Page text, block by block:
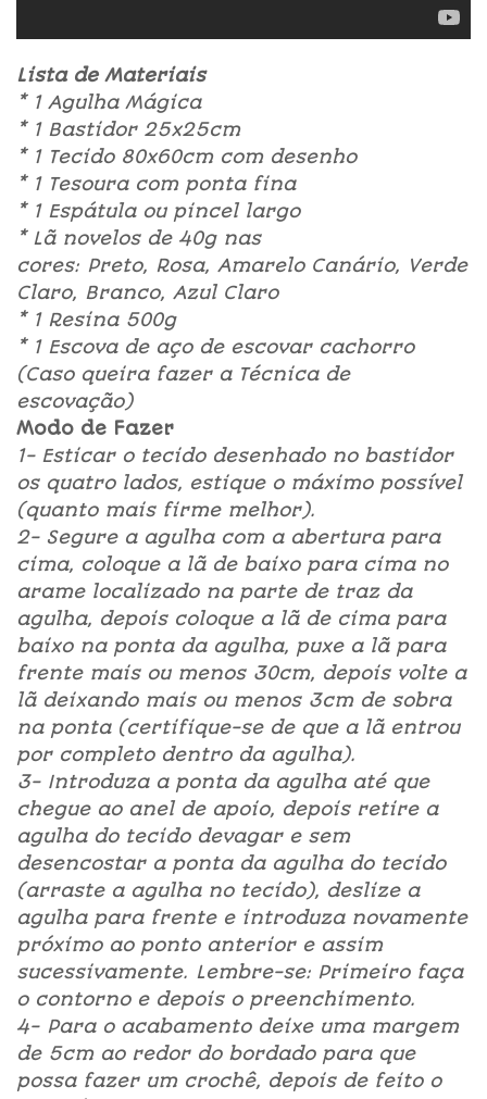
Lista de Materiais
* 1 Agulha Mágica
* 1 Bastidor 25x25cm
* 1 Tecido 80x60cm com desenho
* 1 Tesoura com ponta fina
* 1 Espátula ou pincel largo
* Lã novelos de 40g nas
cores: Preto, Rosa, Amarelo Canário, Verde
Claro, Branco, Azul Claro
* 1 Resina 500g
* 1 Escova de aço de escovar cachorro
(Caso queira fazer a Técnica de
escovação)
Modo de Fazer
1- Esticar o tecido desenhado no bastidor
os quatro lados, estique o máximo possível
(quanto mais firme melhor).
2- Segure a agulha com a abertura para
cima, coloque a lã de baixo para cima no
arame localizado na parte de traz da
agulha, depois coloque a lã de cima para
baixo na ponta da agulha, puxe a lã para
frente mais ou menos 30cm, depois volte a
lã deixando mais ou menos 3cm de sobra
na ponta (certifique-se de que a lã entrou
por completo dentro da agulha).
3- Introduza a ponta da agulha até que
chegue ao anel de apoio, depois retire a
agulha do tecido devagar e sem
desencostar a ponta da agulha do tecido
(arraste a agulha no tecido), deslize a
agulha para frente e introduza novamente
próximo ao ponto anterior e assim
sucessivamente. Lembre-se: Primeiro faça
o contorno e depois o preenchimento.
4- Para o acabamento deixe uma margem
de 5cm ao redor do bordado para que
possa fazer um crochê, depois de feito o